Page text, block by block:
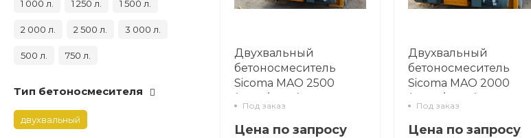
1 000 л. 1 250 л. 1 500 л.
2 000 л. 2 500 л. 3 000 л.
500 л. 750 л.
Тип бетоносмесителя
двухвальный
Двухвальный
бетоносмеситель
Sicoma MAO 2500
(3750/2500)
Под заказ
Цена по запросу
Двухвальный
бетоносмеситель
Sicoma MAO 2000
(3000/2000)
Под заказ
Цена по запросу